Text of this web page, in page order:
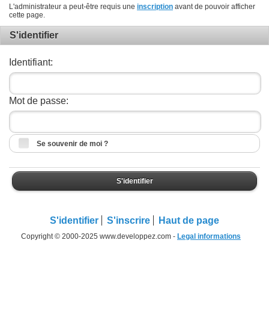
L'administrateur a peut-être requis une inscription avant de pouvoir afficher
cette page.
S'identifier
Identifiant:
Mot de passe:
Se souvenir de moi ?
S'identifier
S'identifier S'inscrire Haut de page
Copyright © 2000-2025 www.developpez.com - Legal informations